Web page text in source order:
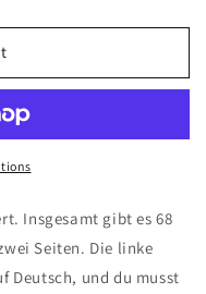
Insgesamt gibt es 68
Seiten. Die linke
Deutsch, und du musst